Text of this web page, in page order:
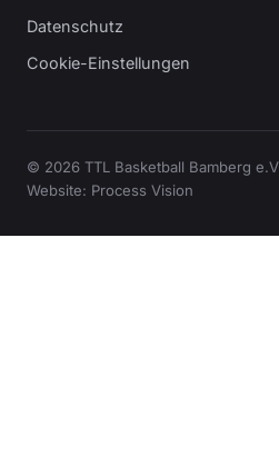
Datenschutz
Cookie-Einstellungen
© 2026 TTL Basketball Bamberg
Website: Process Vision